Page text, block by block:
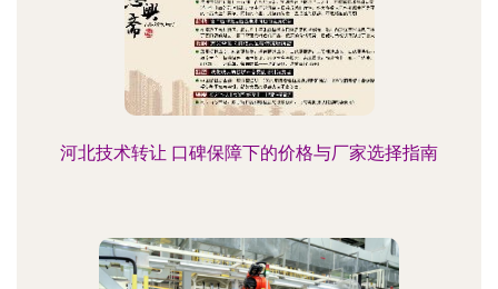
河北技术转让 口碑保障下的价格与厂家选择指南